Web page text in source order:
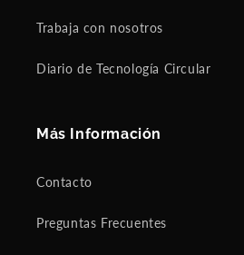
Trabaja con nosotros
Diario de Tecnología Circular
Más Información
Contacto
Preguntas Frecuentes